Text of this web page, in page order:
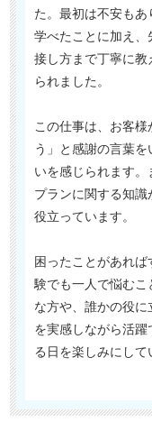
た。最初は不安も
学べたことに加え
接し方まで丁寧に教
られました。
この仕事は、お客
う」と感謝の言葉
いを感じられます
プランに関する知
役立っています。
困ったことがあれ
験でも一人で悩むこ
な方や、誰かの役
を実感しながら活
る日を楽しみにして